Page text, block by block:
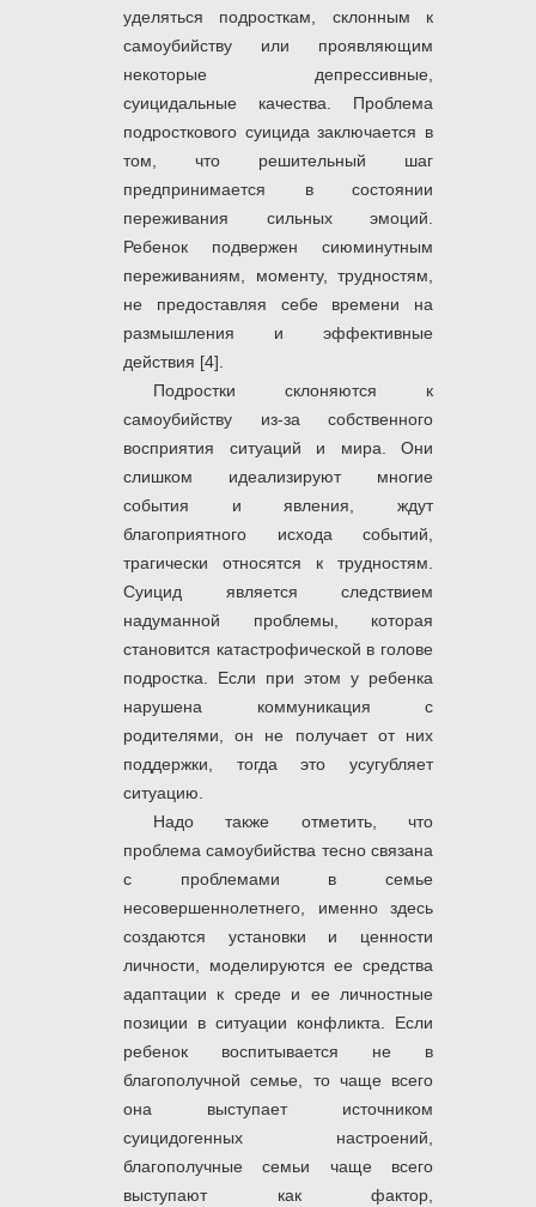
уделяться подросткам, склонным к
самоубийству или проявляющим
некоторые депрессивные,
суицидальные качества. Проблема
подросткового суицида заключается в
том, что решительный шаг
предпринимается в состоянии
переживания сильных эмоций.
Ребенок подвержен сиюминутным
переживаниям, моменту, трудностям,
не предоставляя себе времени на
размышления и эффективные
действия [4].
Подростки склоняются к
самоубийству из-за собственного
восприятия ситуаций и мира. Они
слишком идеализируют многие
события и явления, ждут
благоприятного исхода событий,
трагически относятся к трудностям.
Суицид является следствием
надуманной проблемы, которая
становится катастрофической в голове
подростка. Если при этом у ребенка
нарушена коммуникация с
родителями, он не получает от них
поддержки, тогда это усугубляет
ситуацию.
Надо также отметить, что
проблема самоубийства тесно связана
с проблемами в семье
несовершеннолетнего, именно здесь
создаются установки и ценности
личности, моделируются ее средства
адаптации к среде и ее личностные
позиции в ситуации конфликта. Если
ребенок воспитывается не в
благополучной семье, то чаще всего
она выступает источником
суицидогенных настроений,
благополучные семьи чаще всего
выступают как фактор,